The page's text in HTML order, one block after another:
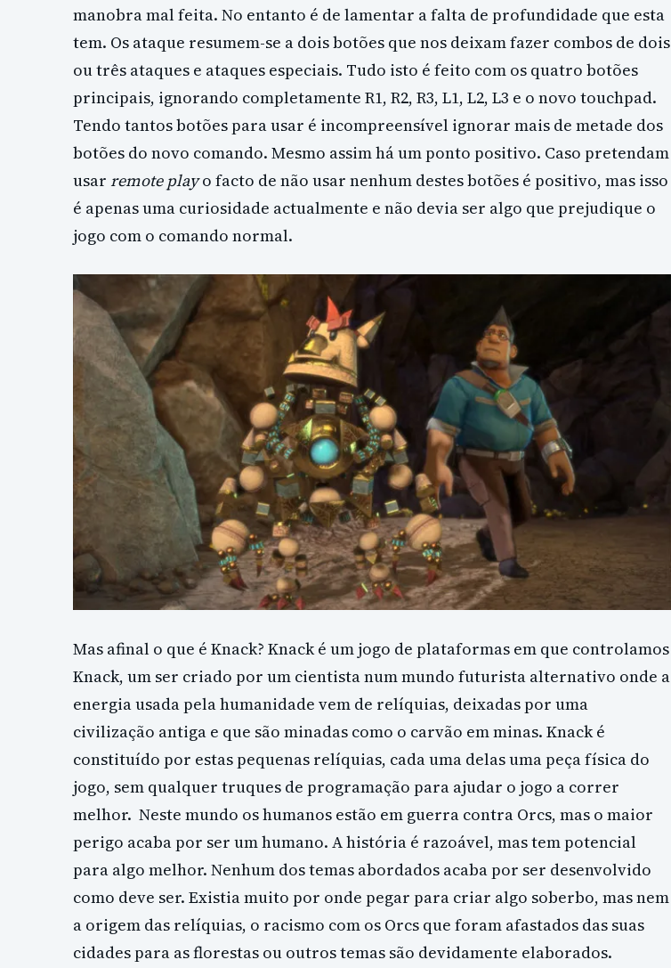
manobra mal feita. No entanto é de lamentar a falta de profundidade que esta
tem. Os ataque resumem-se a dois botões que nos deixam fazer combos de dois
ou três ataques e ataques especiais. Tudo isto é feito com os quatro botões
principais, ignorando completamente R1, R2, R3, L1, L2, L3 e o novo touchpad.
Tendo tantos botões para usar é incompreensível ignorar mais de metade dos
botões do novo comando. Mesmo assim há um ponto positivo. Caso pretendam
usar remote playo facto de não usar nenhum destes botões é positivo, mas isso
é apenas uma curiosidade actualmente e não devia ser algo que prejudique o
jogo com o comando normal.
Mas afinal o que é Knack? Knack é um jogo de plataformas em que controlamos
Knack, um ser criado por um cientista num mundo futurista alternativo onde a
energia usada pela humanidade vem de relíquias, deixadas por uma
civilização antiga e que são minadas como o carvão em minas. Knack é
constituído por estas pequenas relíquias, cada uma delas uma peça física do
jogo, sem qualquer truques de programação para ajudar o jogo a correr
melhor. Neste mundo os humanos estão em guerra contra Orcs, mas o maior
perigo acaba por ser um humano. A história é razoável, mas tem potencial
para algo melhor. Nenhum dos temas abordados acaba por ser desenvolvido
como deve ser. Existia muito por onde pegar para criar algo soberbo, mas nem
a origem das relíquias, o racismo com os Orcs que foram afastados das suas
cidades para as florestas ou outros temas são devidamente elaborados.